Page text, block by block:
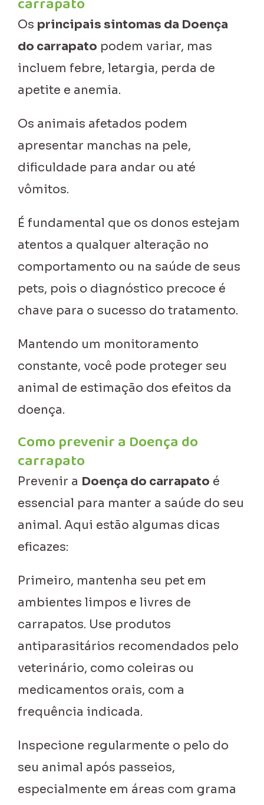
Os principais sintomas da Doença
do carrapato podem variar, mas
incluem febre, letargia, perda de
apetite e anemia.
Os animais afetados podem
apresentar manchas na pele,
dificuldade para andar ou até
vômitos.
É fundamental que os donos estejam
atentos a qualquer alteração no
comportamento ou na saúde de seus
pets, pois o diagnóstico precoce é
chave para o sucesso do tratamento.
Mantendo um monitoramento
constante, você pode proteger seu
animal de estimação dos efeitos da
doença.
Como prevenir a Doença do
carrapato
Prevenir a Doença do carrapato é
essencial para manter a saúde do seu
animal. Aqui estão algumas dicas
eficazes:
Primeiro, mantenha seu pet em
ambientes limpos e livres de
carrapatos. Use produtos
antiparasitários recomendados pelo
veterinário, como coleiras ou
medicamentos orais, com a
frequência indicada.
Inspecione regularmente o pelo do
seu animal após passeios,
especialmente em áreas com grama